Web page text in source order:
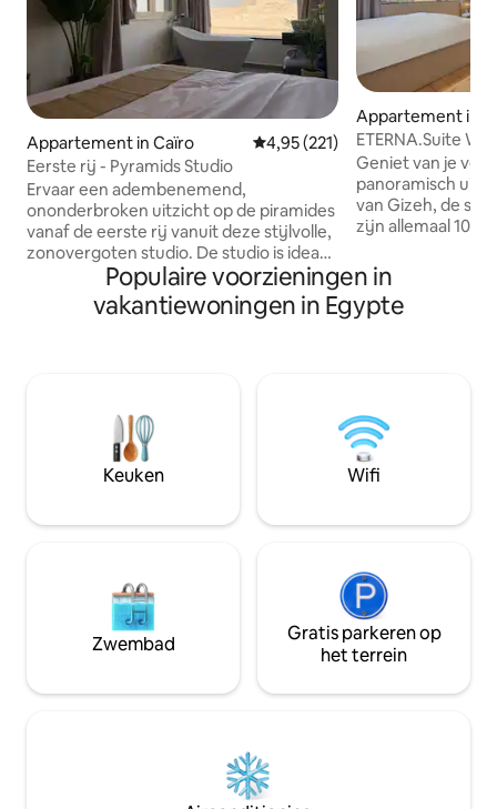
Appartement in Caïro Gemiddelde beoordeling van
4,95 (221)
Eerste rij - Pyramids Studio
Ervaar een adembenemend,
ononderbroken uitzicht op de piramides
vanaf de eerste rij vanuit deze stijlvolle,
zonovergoten studio. De studio is ideaal
gelegen direct aan de hoofdweg en is
gemakkelijk te bereiken. De studio ligt
direct naast het Grand Egyptian
op de piramides. De ruimte is zorgvuldig
ontworpen en nieuw ingericht en
combineert modern comfort met een
onvergetelijk landschap. Je perfecte
Appartement in
ETERNA.Suite W
piramides en
Geniet van je
panoramisch
van Gizeh, de
zijn allemaal
Geniet van een
piramides van
eigentijdse
halen! We doen er alles aan om onze
gasten de
bieden die ze
Populaire voorzieningen in
vakantiewoningen in Egypte
Keuken Wifi
Zwembad
Gratis parkeren op
het terrein